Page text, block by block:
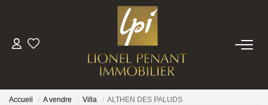
VENTES
PRESTIGE
Accueil A vendre Villa ALTHEN DES PALUDS